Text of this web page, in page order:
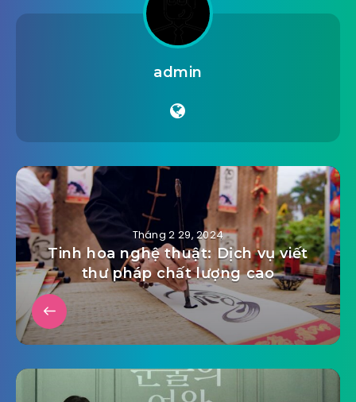
admin
Tháng 2 29, 2024
Tinh hoa nghệ thuật: Dịch vụ viết
thư pháp chất lượng cao